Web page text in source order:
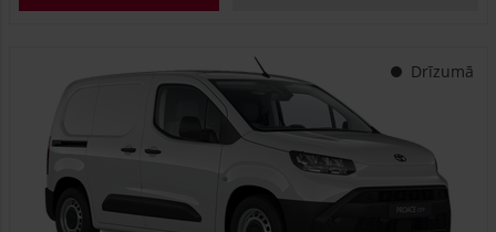
Drīzumā